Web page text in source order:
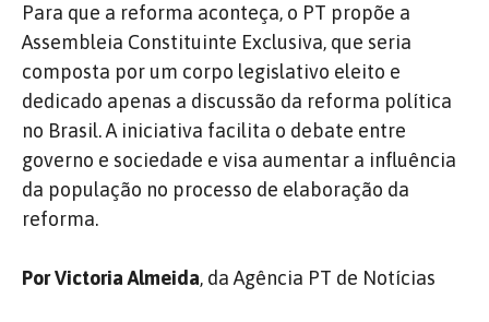
Para que a reforma aconteça, o PT propõe a
Assembleia Constituinte Exclusiva, que seria
composta por um corpo legislativo eleito e
dedicado apenas a discussão da reforma política
no Brasil. A iniciativa facilita o debate entre
governo e sociedade e visa aumentar a influência
da população no processo de elaboração da
reforma.
Por Victoria Almeida, da Agência PT de Notícias